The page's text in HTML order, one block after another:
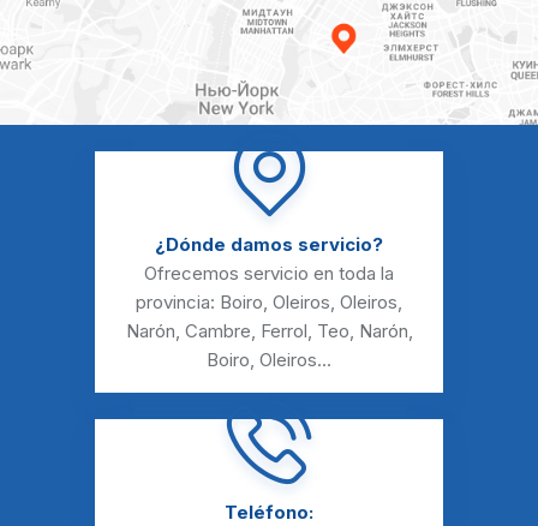
¿Dónde damos servicio?
Ofrecemos servicio en toda la
provincia: Boiro, Oleiros, Oleiros,
Narón, Cambre, Ferrol, Teo, Narón,
Boiro, Oleiros...
Teléfono: